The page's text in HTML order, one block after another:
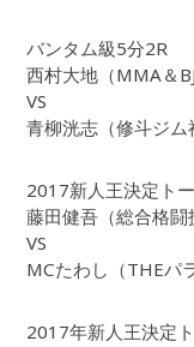
バンタム級5分2R
西村大地（MMA＆
VS
青柳洸志（修斗ジム
2017新人王決定ト
藤田健吾（総合格闘
VS
MCたわし（THEパ
2017年新人王決定